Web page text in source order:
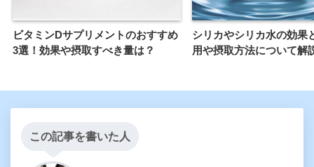
ビタミンDサプリメントのおすすめ
3選！効果や摂取すべき量は？
シリカやシリカ水の効果
用や摂取方法について解
この記事を書いた人